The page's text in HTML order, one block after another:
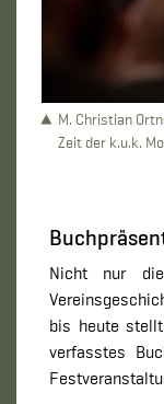
M. Christian
Zeit der k.u.k.
Nicht nur
bis heute
verfasstes